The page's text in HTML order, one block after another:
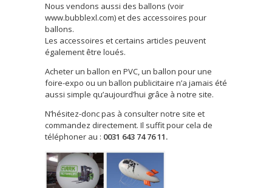
Nous vendons aussi des ballons (voir
www.bubblexl.com) et des accessoires pour
ballons.
Les accessoires et certains articles peuvent
également être loués.
Acheter un ballon en PVC, un ballon pour une
foire-expo ou un ballon publicitaire n’a jamais été
aussi simple qu’aujourd’hui grâce à notre site.
N’hésitez-donc pas à consulter notre site et
commandez directement. Il suffit pour cela de
téléphoner au : 0031 643 74 76 11.